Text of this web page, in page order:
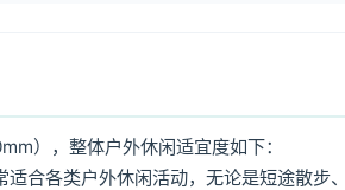
），整体户外休闲适宜度如下：
合各类户外休闲活动，无论是短途散步